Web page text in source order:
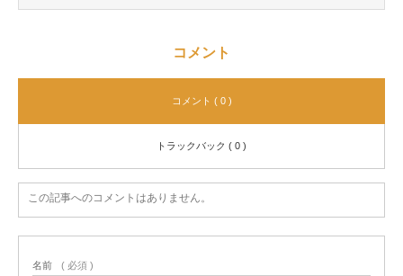
コメント
コメント ( 0 )
トラックバック ( 0 )
この記事へのコメントはありません。
名前 ( 必須 )